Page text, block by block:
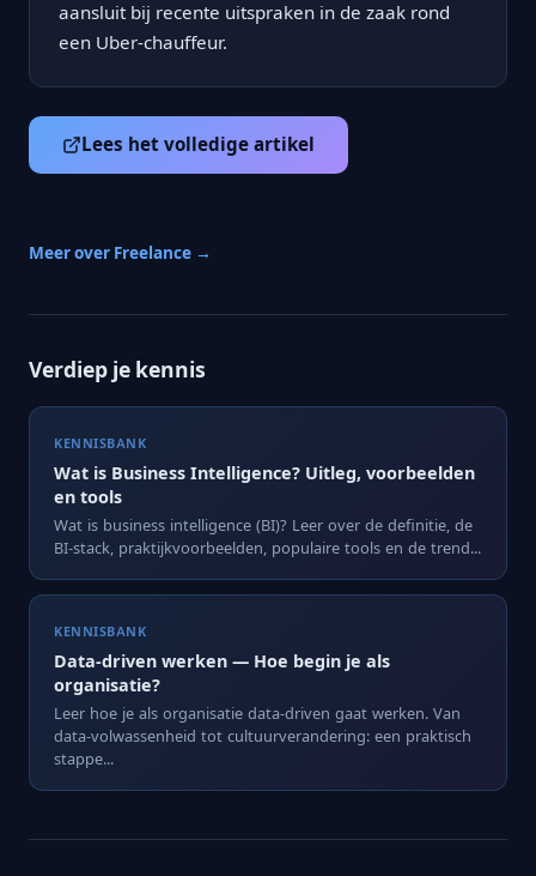
aansluit bij recente uitspraken in de zaak rond
een Uber-chauffeur.
Lees het volledige artikel
Meer over Freelance →
Verdiep je kennis
KENNISBANK
Wat is Business Intelligence? Uitleg, voorbeelden
en tools
Wat is business intelligence (BI)? Leer over de definitie, de
BI-stack, praktijkvoorbeelden, populaire tools en de trend...
KENNISBANK
Data-driven werken — Hoe begin je als
organisatie?
Leer hoe je als organisatie data-driven gaat werken. Van
data-volwassenheid tot cultuurverandering: een praktisch
stappe...